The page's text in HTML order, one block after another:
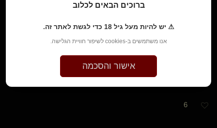
יכול להיות שההתבוננות על חו"ל גורמת לך לראות רק את
הלייטקס והשוטים, והתקשורת היותר מציאותית בארץ מרחיקה
ומתחזקות פרסונות במדיה החברתית כמו בארצות אחרות.
6
ברוכים הבאים לכלוב
⚠ יש להיות מעל גיל 18 כדי לגשת לאתר זה.
אנו משתמשים ב-cookies לשיפור חוויית הגלישה.
אישור והסכמה